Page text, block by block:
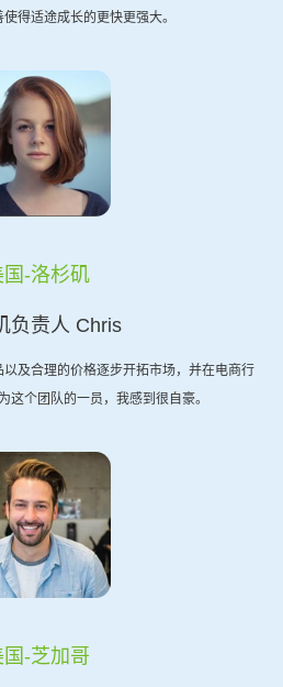
得适途成长的更快更强大。
国-洛杉矶
负责人 Chris
及合理的价格逐步开拓市场，并在电商行
这个团队的一员，我感到很自豪。
国-芝加哥